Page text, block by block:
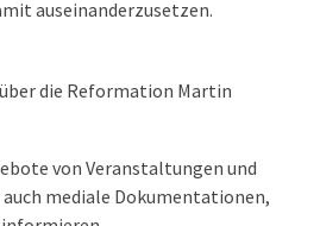
auseinanderzusetzen.
über die Reformation Martin
von Veranstaltungen und
mediale Dokumentationen,